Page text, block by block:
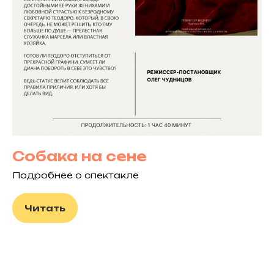
Собака на сене
Подробнее о спектакле
Читать